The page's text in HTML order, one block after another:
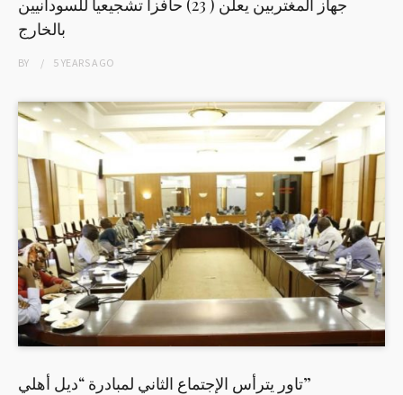
جهاز المغتربين يعلن ( 23) حافزا تشجيعيا للسودانيين
بالخارج
BY 5 YEARSAGO
تاور يترأس الإجتماع الثاني لمبادرة “ديل أهلي”